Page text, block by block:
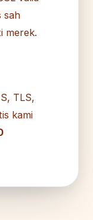
sah
merek.
TLS,
kami